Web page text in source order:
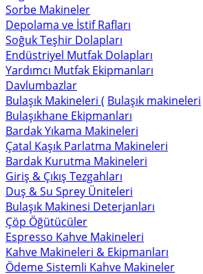
Sorbe Makineler
Depolama ve İstif Rafları
Soğuk Teşhir Dolapları
Endüstriyel Mutfak Dolapları
Yardımcı Mutfak Ekipmanları
Davlumbazlar
Bulaşık Makineleri ( Bulaşık makineleri
Bulaşıkhane Ekipmanları
Bardak Yıkama Makineleri
Çatal Kaşık Parlatma Makineleri
Bardak Kurutma Makineleri
Giriş & Çıkış Tezgahları
Duş & Su Sprey Üniteleri
Bulaşık Makinesi Deterjanları
Çöp Öğütücüler
Espresso Kahve Makineleri
Kahve Makineleri & Ekipmanları
Ödeme Sistemli Kahve Makineler